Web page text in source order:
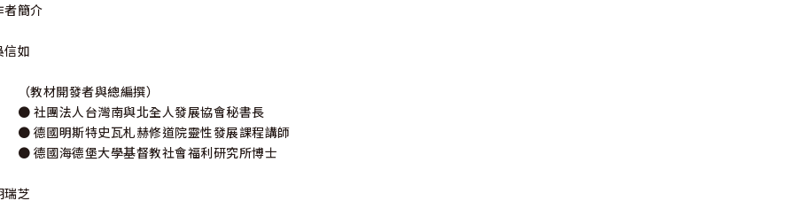
者簡介
信如
教材開發者與總編撰）
社團法人台灣南與北全人發展協會秘書長
德國明斯特史瓦札赫修道院靈性發展課程講師
德國海德堡大學基督教社會福利研究所博士
瑞芝